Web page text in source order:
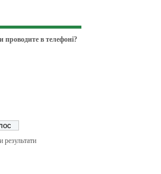
проводите в телефоні?
результати